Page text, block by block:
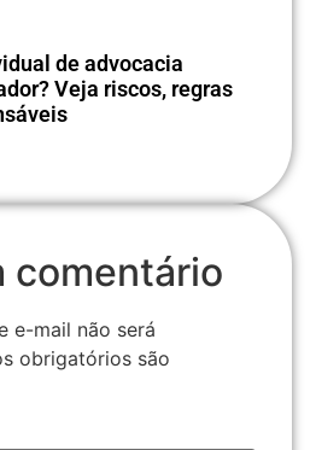
de advocacia
Veja riscos, regras
comentário
e-mail não será
obrigatórios são